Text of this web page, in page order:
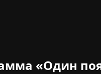
«Один